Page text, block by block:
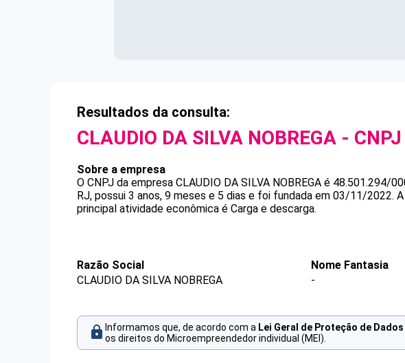
Resultados da consulta:
CLAUDIO DA SILVA NOBREGA - CNPJ
Sobre a empresa
O CNPJ da empresa CLAUDIO DA SILVA NOBREGA é 48.501.294/
RJ, possui 3 anos, 9 meses e 5 dias e foi fundada em 03/11/2022.
principal atividade econômica é Carga e descarga.
Razão Social
CLAUDIO DA SILVA NOBREGA
Nome Fantasia
-
Informamos que, de acordo com a Lei Geral de Proteção de Dados
os direitos do Microempreendedor individual (MEI).